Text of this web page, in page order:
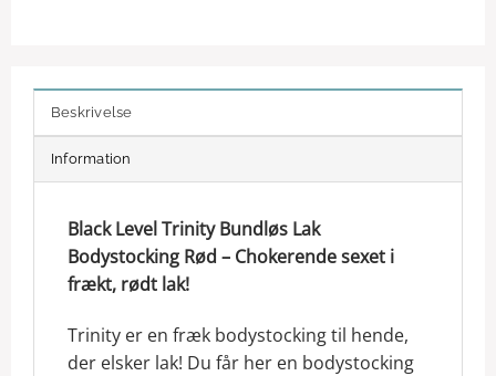
Beskrivelse
Information
Black Level Trinity Bundløs Lak
Bodystocking Rød – Chokerende sexet i
frækt, rødt lak!
Trinity er en fræk bodystocking til hende,
der elsker lak! Du får her en bodystocking